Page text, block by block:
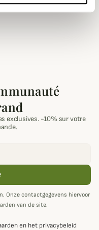
exclusives. -10% sur votre
Onze contactgegevens hiervoor
van de site.
en het privacybeleid